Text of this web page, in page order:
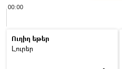
00:00
Ուղիղ եթեր
Լուրեր